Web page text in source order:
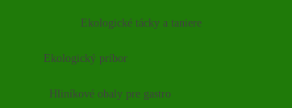
Ekologické tácky a taniere
Ekologický príbor
Hliníkové obaly pre gastro